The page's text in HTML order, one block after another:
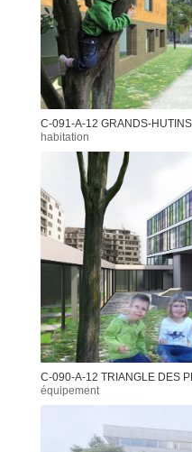
C-091-A-12 GRANDS-HUTINS
habitation
C-090-A-12 TRIANGLE DES
équipement